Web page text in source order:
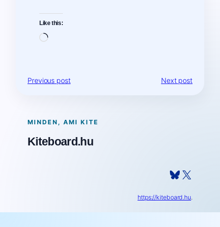
Like this:
Loading…
Previous post Next post
MINDEN, AMI KITE
Kiteboard.hu
Bluesky X
https://kiteboard.hu.